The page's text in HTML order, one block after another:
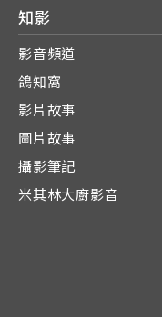
知影
影音頻道
鴿知窩
影片故事
圖片故事
攝影筆記
米其林大廚影音